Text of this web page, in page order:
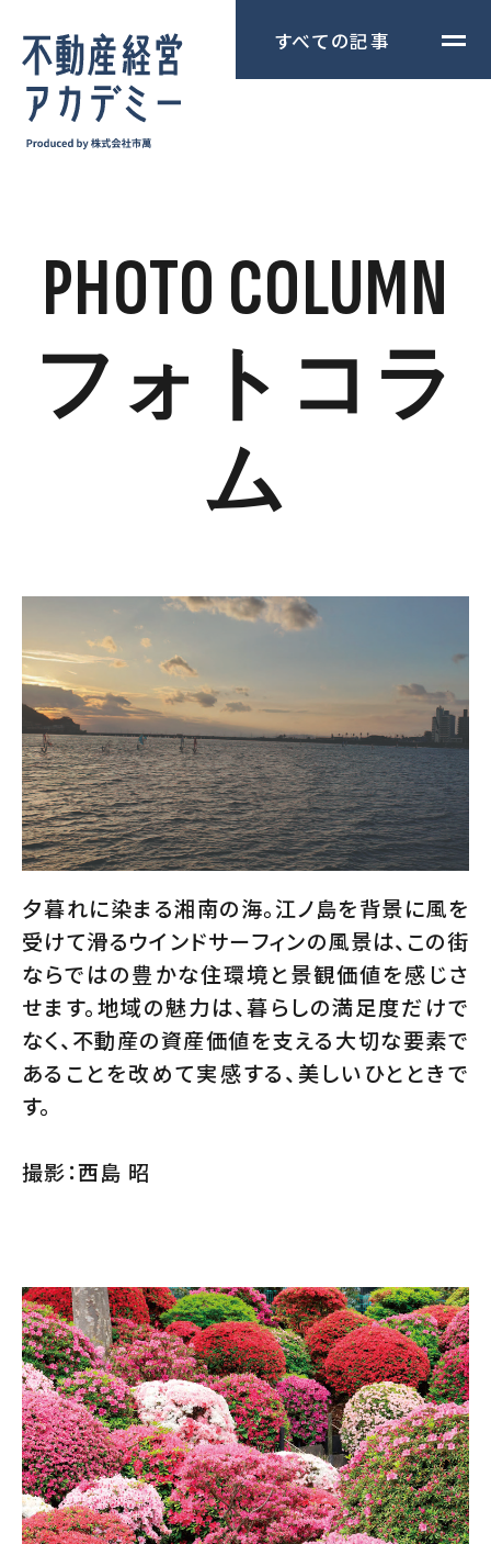
すべての記事
PHOTO COLUMN
フォトコラ
ム
夕暮れに染まる湘南の海。江ノ島を背景に風を
受けて滑るウインドサーフィンの風景は、この街
ならではの豊かな住環境と景観価値を感じさ
せます。地域の魅力は、暮らしの満足度だけで
なく、不動産の資産価値を支える大切な要素で
あることを改めて実感する、美しいひとときで
す。
撮影：西島 昭